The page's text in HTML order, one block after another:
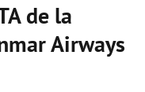
de la
Airways